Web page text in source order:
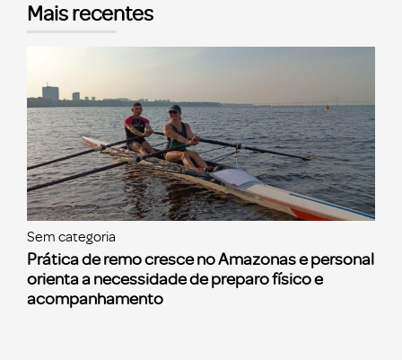
Mais recentes
Sem categoria
Prática de remo cresce no Amazonas e personal
orienta a necessidade de preparo físico e
acompanhamento